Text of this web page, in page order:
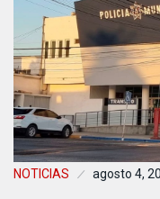
NOTICIAS agosto 4,